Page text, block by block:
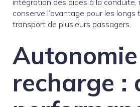
intégration des aides à la conduite,
conserve l’avantage pour les longs
transport de plusieurs passagers.
recharge :